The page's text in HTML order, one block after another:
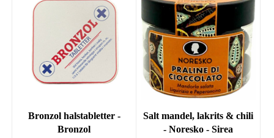
Bronzol halstabletter -
Bronzol
Salt mandel, lakrits & chili
- Noresko - Sirea